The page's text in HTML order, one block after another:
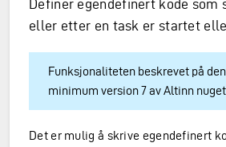
Definer egendefinert kode som
eller etter en task er startet
Funksjonaliteten beskrevet på
minimum version 7 av Altinn
Det er mulig å skrive egendefinert